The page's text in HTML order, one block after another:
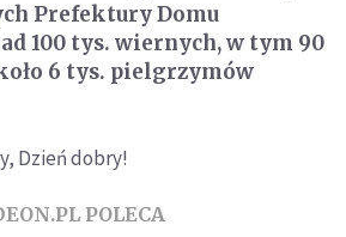
Prefektury Domu
100 tys. wiernych, w tym 90
6 tys. pielgrzymów
Dzień dobry!
POLECA